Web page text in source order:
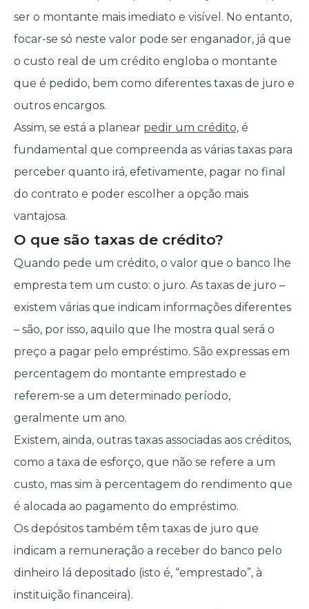
ser o montante mais imediato e visível. No entanto,
focar-se só neste valor pode ser enganador, já que
o custo real de um crédito engloba o montante
que é pedido, bem como diferentes taxas de juro e
outros encargos.
Assim, se está a planear pedir um crédito, é
fundamental que compreenda as várias taxas para
perceber quanto irá, efetivamente, pagar no final
do contrato e poder escolher a opção mais
vantajosa.
O que são taxas de crédito?
Quando pede um crédito, o valor que o banco lhe
empresta tem um custo: o juro. As taxas de juro –
existem várias que indicam informações diferentes
– são, por isso, aquilo que lhe mostra qual será o
preço a pagar pelo empréstimo. São expressas em
percentagem do montante emprestado e
referem-se a um determinado período,
geralmente um ano.
Existem, ainda, outras taxas associadas aos créditos,
como a taxa de esforço, que não se refere a um
custo, mas sim à percentagem do rendimento que
é alocada ao pagamento do empréstimo.
Os depósitos também têm taxas de juro que
indicam a remuneração a receber do banco pelo
dinheiro lá depositado (isto é, “emprestado”, à
instituição financeira).